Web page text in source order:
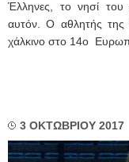
Έλληνες, το νησί του
αυτόν. Ο αθλητής της
χάλκινο στο 14ο
3 ΟΚΤΩΒΡΙΟΥ 2017